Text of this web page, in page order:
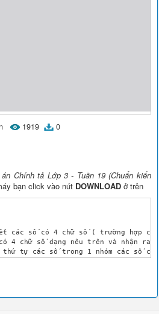
1919 0
án Chính tả Lớp 3 - Tuần 19 (Chuẩn kiến
bạn click vào nút DOWNLOAD ở trên
chủ yếu: